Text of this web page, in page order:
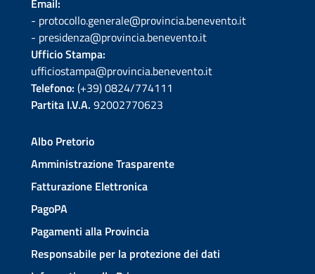
Email:
- protocollo.generale@provincia.benevento.it
- presidenza@provincia.benevento.it
Ufficio Stampa:
ufficiostampa@provincia.benevento.it
Telefono: (+39) 0824/774111
Partita I.V.A. 92002770623
Albo Pretorio
Amministrazione Trasparente
Fatturazione Elettronica
PagoPA
Pagamenti alla Provincia
Responsabile per la protezione dei dati